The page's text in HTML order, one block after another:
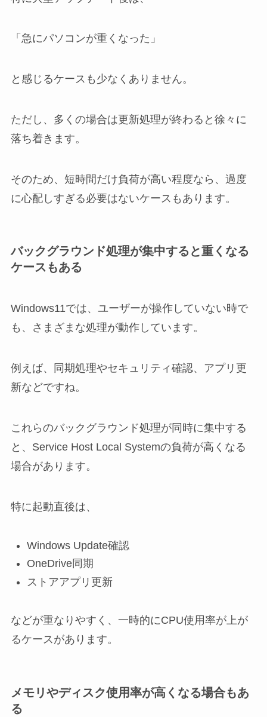
「急にパソコンが重くなった」
と感じるケースも少なくありません。
ただし、多くの場合は更新処理が終わると徐々に
落ち着きます。
そのため、短時間だけ負荷が高い程度なら、過度
に心配しすぎる必要はないケースもあります。
バックグラウンド処理が集中すると重くなる
ケースもある
Windows11では、ユーザーが操作していない時で
も、さまざまな処理が動作しています。
例えば、同期処理やセキュリティ確認、アプリ更
新などですね。
これらのバックグラウンド処理が同時に集中する
と、Service Host Local Systemの負荷が高くなる
場合があります。
特に起動直後は、
Windows Update確認
OneDrive同期
ストアアプリ更新
などが重なりやすく、一時的にCPU使用率が上が
るケースがあります。
メモリやディスク使用率が高くなる場合もあ
る